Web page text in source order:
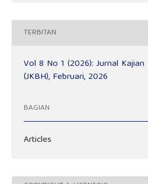
TERBITAN
Vol 8 No 1 (2026): Jurnal
(JKBH), Februari, 2026
BAGIAN
Articles